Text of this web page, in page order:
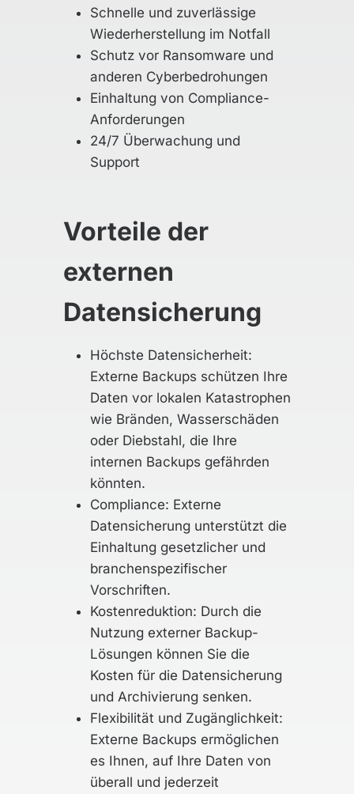
Schnelle und zuverlässige
Wiederherstellung im Notfall
Schutz vor Ransomware und
anderen Cyberbedrohungen
Einhaltung von Compliance-
Anforderungen
24/7 Überwachung und
Support
Vorteile der
externen
Datensicherung
Höchste Datensicherheit:
Externe Backups schützen Ihre
Daten vor lokalen Katastrophen
wie Bränden, Wasserschäden
oder Diebstahl, die Ihre
internen Backups gefährden
könnten.
Compliance: Externe
Datensicherung unterstützt die
Einhaltung gesetzlicher und
branchenspezifischer
Vorschriften.
Kostenreduktion: Durch die
Nutzung externer Backup-
Lösungen können Sie die
Kosten für die Datensicherung
und Archivierung senken.
Flexibilität und Zugänglichkeit:
Externe Backups ermöglichen
es Ihnen, auf Ihre Daten von
überall und jederzeit